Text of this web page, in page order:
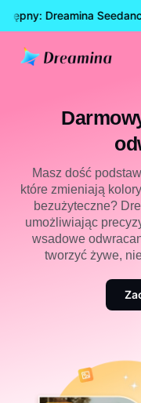
Dreamina
Strona główna Twórz
Masz dość
które zmieniają
bezużyteczne?
umożliwiając
wsadowe
tworzyć żywe,